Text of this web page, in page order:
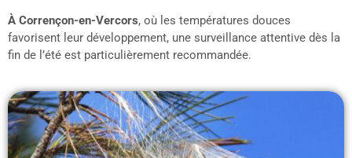
À Corrençon-en-Vercors, où les températures douces
favorisent leur développement, une surveillance attentive dès la
fin de l’été est particulièrement recommandée.